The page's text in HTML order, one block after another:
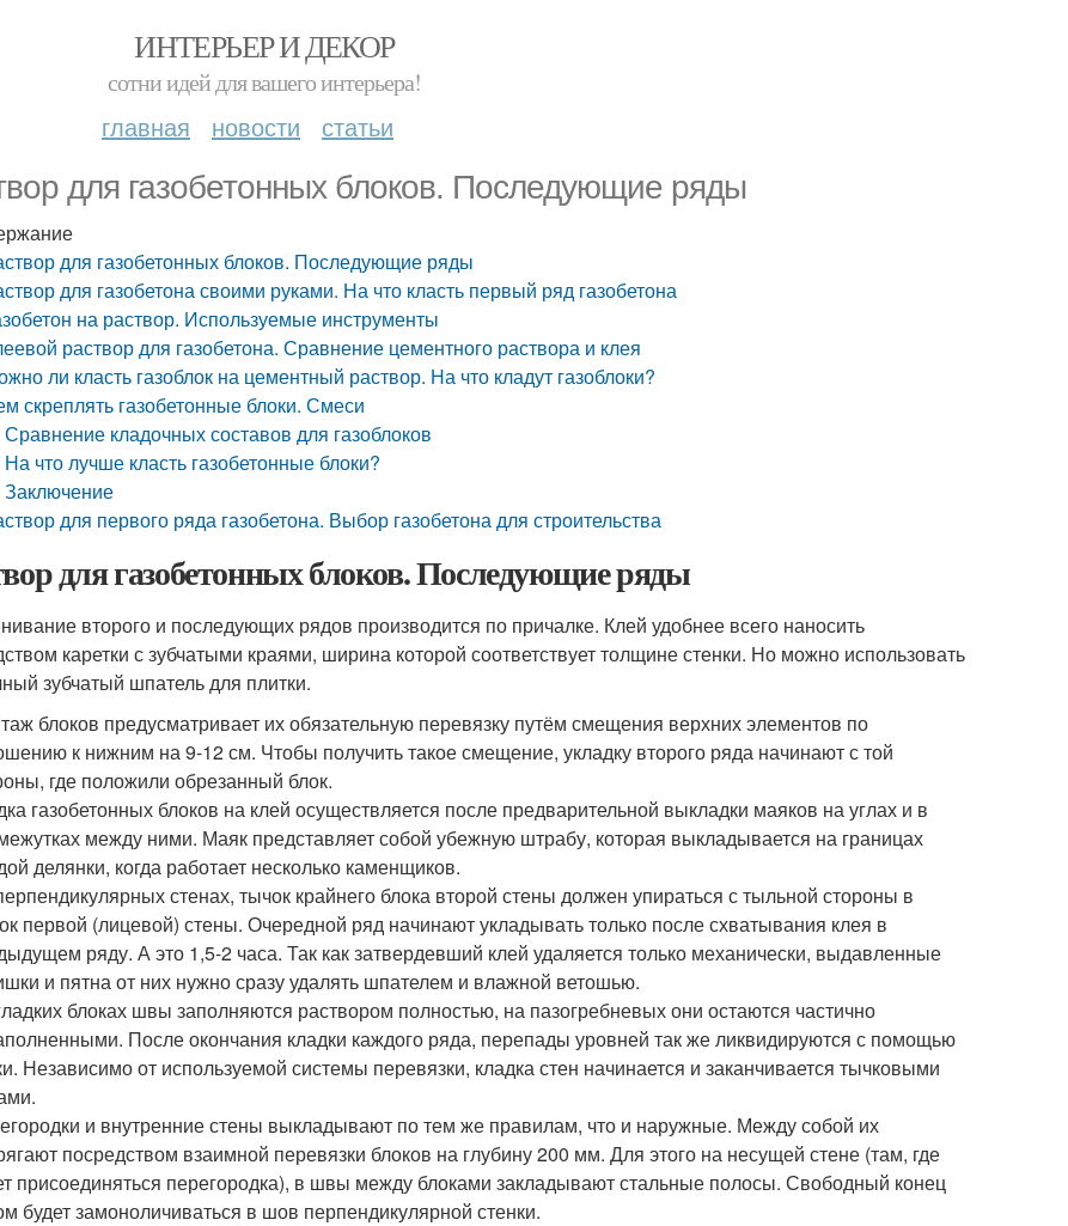
ИНТЕРЬЕР И ДЕКОР
сотни идей для вашего интерьера!
главная новости статьи
для газобетонных блоков. Последующие ряды
для газобетонных блоков. Последующие ряды
для газобетона своими руками. На что класть первый ряд газобетона
на раствор. Используемые инструменты
раствор для газобетона. Сравнение цементного раствора и клея
ли класть газоблок на цементный раствор. На что кладут газоблоки?
скреплять газобетонные блоки. Смеси
Сравнение кладочных составов для газоблоков
На что лучше класть газобетонные блоки?
Заключение
для первого ряда газобетона. Выбор газобетона для строительства
для газобетонных блоков. Последующие ряды
второго и последующих рядов производится по причалке. Клей удобнее всего наносить
каретки с зубчатыми краями, ширина которой соответствует толщине стенки. Но можно использовать
зубчатый шпатель для плитки.
блоков предусматривает их обязательную перевязку путём смещения верхних элементов по
к нижним на 9-12 см. Чтобы получить такое смещение, укладку второго ряда начинают с той
где положили обрезанный блок.
газобетонных блоков на клей осуществляется после предварительной выкладки маяков на углах и в
между ними. Маяк представляет собой убежную штрабу, которая выкладывается на границах
делянки, когда работает несколько каменщиков.
стенах, тычок крайнего блока второй стены должен упираться с тыльной стороны в
первой (лицевой) стены. Очередной ряд начинают укладывать только после схватывания клея в
ряду. А это 1,5-2 часа. Так как затвердевший клей удаляется только механически, выдавленные
и пятна от них нужно сразу удалять шпателем и влажной ветошью.
блоках швы заполняются раствором полностью, на пазогребневых они остаются частично
После окончания кладки каждого ряда, перепады уровней так же ликвидируются с помощью
Независимо от используемой системы перевязки, кладка стен начинается и заканчивается тычковыми
и внутренние стены выкладывают по тем же правилам, что и наружные. Между собой их
посредством взаимной перевязки блоков на глубину 200 мм. Для этого на несущей стене (там, где
присоединяться перегородка), в швы между блоками закладывают стальные полосы. Свободный конец
будет замоноличиваться в шов перпендикулярной стенки.